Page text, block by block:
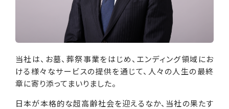
当社は、お墓、葬祭事業をはじめ、エンディング領域にお
ける様々なサービスの提供を通じて、人々の人生の最終
章に寄り添ってまいりました。
日本が本格的な超高齢社会を迎えるなか、当社の果たす